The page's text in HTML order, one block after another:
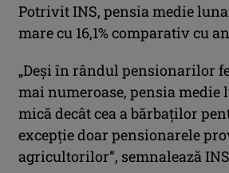
Potrivit INS, pensia medie
mare cu 16,1% comparativ cu
„Deşi în rândul pensionarilor
mai numeroase, pensia medie
mică decât cea a bărbaţilor
excepţie doar pensionarele
agricultorilor”, semnalează